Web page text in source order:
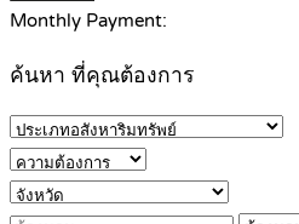
Monthly Payment:
ค้นหา ที่คุณต้องการ